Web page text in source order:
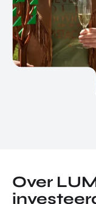
Over